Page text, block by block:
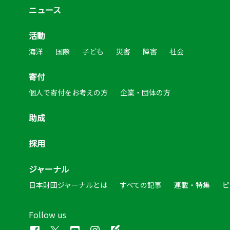
Follow us
ニュース
活動
海洋 国際 子ども 災害 障害 社会
寄付
個人で寄付をお考えの方 企業・団体の方
助成
採用
ジャーナル
日本財団ジャーナルとは すべての記事 連載・特集